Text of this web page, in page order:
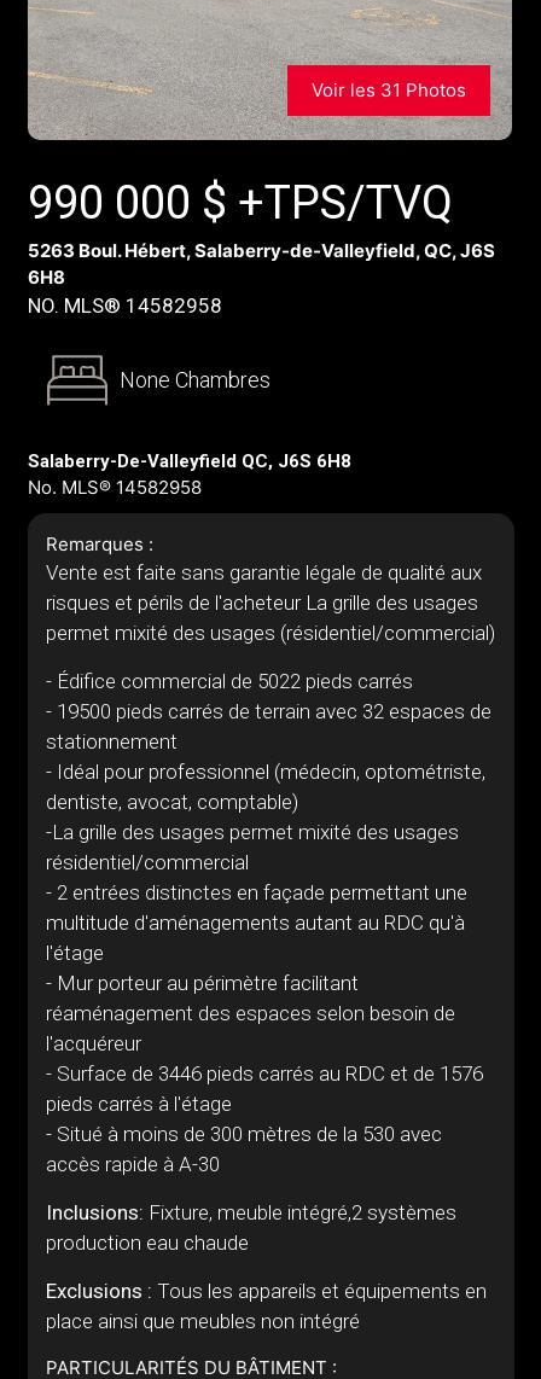
Voir les 31 Photos
990 000 $ +TPS/TVQ
5263 Boul. Hébert, Salaberry-de-Valleyfield, QC, J6S
6H8
NO. MLS® 14582958
None Chambres
Salaberry-De-Valleyfield QC, J6S 6H8
No. MLS® 14582958
Remarques :
Vente est faite sans garantie légale de qualité aux
risques et périls de l'acheteur La grille des usages
permet mixité des usages (résidentiel/commercial)
- Édifice commercial de 5022 pieds carrés
- 19500 pieds carrés de terrain avec 32 espaces de
stationnement
- Idéal pour professionnel (médecin, optométriste,
dentiste, avocat, comptable)
-La grille des usages permet mixité des usages
résidentiel/commercial
- 2 entrées distinctes en façade permettant une
multitude d'aménagements autant au RDC qu'à
l'étage
- Mur porteur au périmètre facilitant
réaménagement des espaces selon besoin de
l'acquéreur
- Surface de 3446 pieds carrés au RDC et de 1576
pieds carrés à l'étage
- Situé à moins de 300 mètres de la 530 avec
accès rapide à A-30
Inclusions: Fixture, meuble intégré,2 systèmes
production eau chaude
Exclusions : Tous les appareils et équipements en
place ainsi que meubles non intégré
PARTICULARITÉS DU BÂTIMENT :